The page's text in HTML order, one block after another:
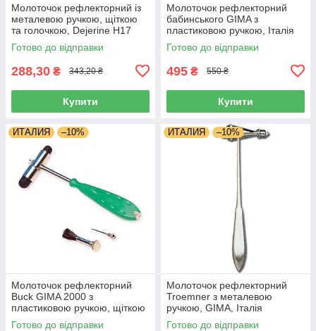
Молоточок рефлекторний із
металевою ручкою, щіткою
та голочкою, Dejerine H17
Готово до відправки
288,30 ₴ 343,20 ₴
Купити
Молоточок рефлекторний
бабинського GIMA з
пластиковою ручкою, Італія
Готово до відправки
495 ₴ 550 ₴
Купити
ИТАЛИЯ –10%
Молоточок рефлекторний
Buck GIMA 2000 з
пластиковою ручкою, щіткою
та голочкою, Італія
Готово до відправки
ИТАЛИЯ –10%
Молоточок рефлекторний
Troemner з металевою
ручкою, GIMA, Італія
Готово до відправки